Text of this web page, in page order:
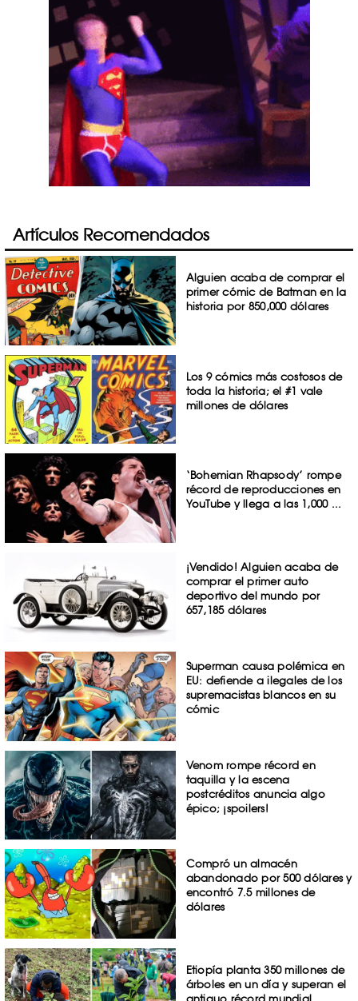
Artículos Recomendados
Alguien acaba de comprar el
primer cómic de Batman en la
historia por 850,000 dólares
Los 9 cómics más costosos de
toda la historia; el #1 vale
millones de dólares
‘Bohemian Rhapsody’ rompe
récord de reproducciones en
YouTube y llega a las 1,000 ...
¡Vendido! Alguien acaba de
comprar el primer auto
deportivo del mundo por
657,185 dólares
Superman causa polémica en
EU: defiende a ilegales de los
supremacistas blancos en su
cómic
Venom rompe récord en
taquilla y la escena
postcréditos anuncia algo
épico; ¡spoilers!
Compró un almacén
abandonado por 500 dólares y
encontró 7.5 millones de
dólares
Etiopía planta 350 millones de
árboles en un día y superan el